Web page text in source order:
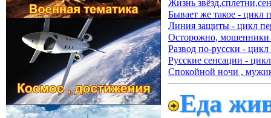
Жизнь
Бывает же такое - цикл
Линия защиты - цикл
Осторожно, мошенники
Развод по-русски - цикл
Русские сенсации -
Спокойной ночи ,
Еда